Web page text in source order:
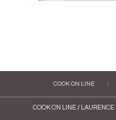
COOK ON LINE
COOK ON LINE /